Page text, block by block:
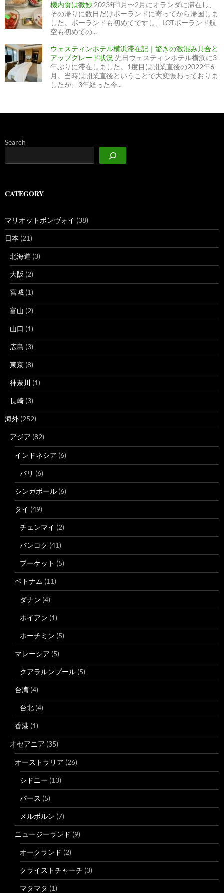
機内食は微妙 2023年1月〜2月にオランダに滞在し、
その帰りに数日だけポーランドに寄ってから帰国しま
した。ポーランドも初めてですし、LOTポーランド航
空も初めての...
ウェスティンホテル横浜滞在記｜驚きの激混み具合と
アップグレード状況 先日ウェスティンホテル横浜に3
年ぶりに滞在しました。1度目は開業直後の2022年6
月。当時は開業直後ということで大変賑わっておりま
したが、3年経った今...
Search
CATEGORY
マリオットボンヴォイ (38)
日本 (21)
北海道 (3)
大阪 (2)
宮城 (1)
富山 (2)
山口 (1)
広島 (3)
東京 (8)
神奈川 (1)
長崎 (3)
海外 (252)
アジア (82)
インドネシア (6)
バリ (6)
シンガポール (6)
タイ (49)
チェンマイ (2)
バンコク (41)
プーケット (5)
ベトナム (11)
ダナン (4)
ホイアン (1)
ホーチミン (5)
マレーシア (5)
クアラルンプール (5)
台湾 (4)
台北 (4)
香港 (1)
オセアニア (35)
オーストラリア (26)
シドニー (13)
パース (5)
メルボルン (7)
ニュージーランド (9)
オークランド (2)
クライストチャーチ (3)
マタマタ (1)